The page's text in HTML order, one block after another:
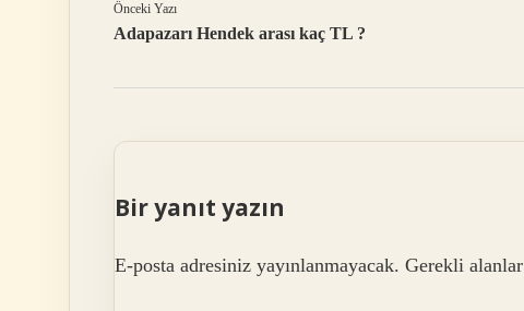
Önceki Yazı
Adapazarı Hendek arası kaç TL ?
Bir yanıt yazın
E-posta adresiniz yayınlanmayacak. Gerekli alanlar